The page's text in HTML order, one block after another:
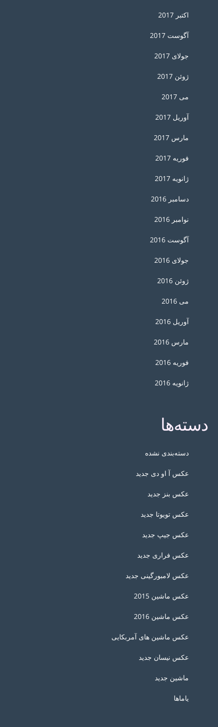
اکتبر 2017
آگوست 2017
جولای 2017
ژوئن 2017
می 2017
آوریل 2017
مارس 2017
فوریه 2017
ژانویه 2017
دسامبر 2016
نوامبر 2016
آگوست 2016
جولای 2016
ژوئن 2016
می 2016
آوریل 2016
مارس 2016
فوریه 2016
ژانویه 2016
دسته‌ها
دسته‌بندی نشده
عکس آ او دی جدید
عکس بنز جدید
عکس تویوتا جدید
عکس جیپ جدید
عکس فراری جدید
عکس لامبورگینی جدید
عکس ماشین 2015
عکس ماشین 2016
عکس ماشین های آمربکایی
عکس نیسان جدید
ماشین جدید
یاماها